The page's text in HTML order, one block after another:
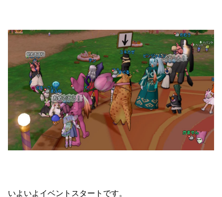
いよいよイベントスタートです。